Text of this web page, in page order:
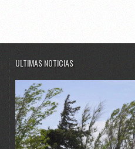
ULTIMAS NOTICIAS